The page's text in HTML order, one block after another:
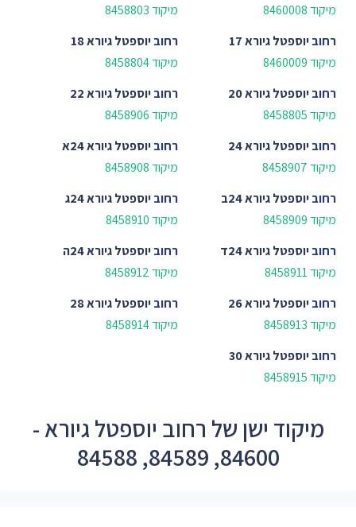
מיקוד 8460008
מיקוד 8458803
רחוביוספטל גיורא 17
מיקוד 8460009
רחוביוספטל גיורא 18
מיקוד 8458804
רחוביוספטל גיורא 20
מיקוד 8458805
רחוביוספטל גיורא 22
מיקוד 8458906
רחוביוספטל גיורא 24
מיקוד 8458907
רחוביוספטל גיורא 24א
מיקוד 8458908
רחוביוספטל גיורא 24ב
מיקוד 8458909
רחוביוספטל גיורא 24ג
מיקוד 8458910
רחוביוספטל גיורא 24ד
מיקוד 8458911
רחוביוספטל גיורא 24ה
מיקוד 8458912
רחוביוספטל גיורא 26
מיקוד 8458913
רחוביוספטל גיורא 28
מיקוד 8458914
רחוביוספטל גיורא 30
מיקוד 8458915
מיקוד ישן של רחוב יוספטל גיורא -
84600, 84589, 84588